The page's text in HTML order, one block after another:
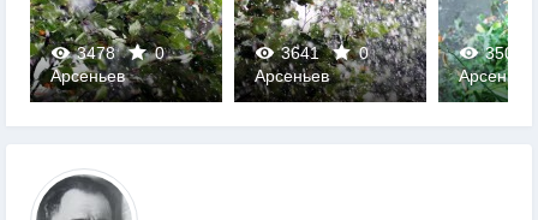
3478
0
0
Арсеньев
3641
0
0
Арсеньев
3506
0
Арсеньев